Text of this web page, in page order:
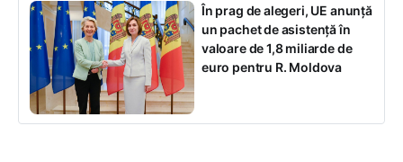
În prag de alegeri, UE anunță
un pachet de asistență în
valoare de 1,8 miliarde de
euro pentru R. Moldova